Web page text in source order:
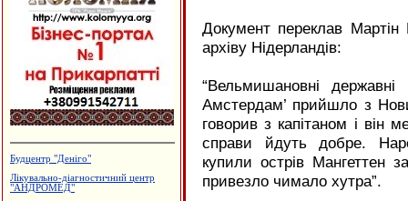
Кафе "Звенислава"
Меблі і меблева фурнітура
Документ переклав Мартін
архіву Нідерландів:
“Вельмишановні
Амстердам’ прийшло з
говорив з капітаном і він
справи йдуть добре.
купили острів Мангеттен
привезло чимало хутра”.